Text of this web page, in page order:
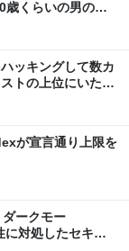
歳くらいの男の子
んですけど…」
ッキングして数カ
トの上位にいた他
が宣言通り上限を
ダークモー
対処したセキュ